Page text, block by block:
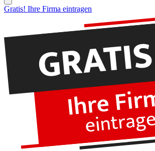
Gratis! Ihre Firma eintragen